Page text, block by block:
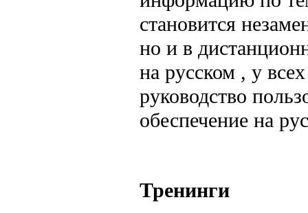
становится
но и в
на русском , у
руководство
обеспечение на
Тренинги